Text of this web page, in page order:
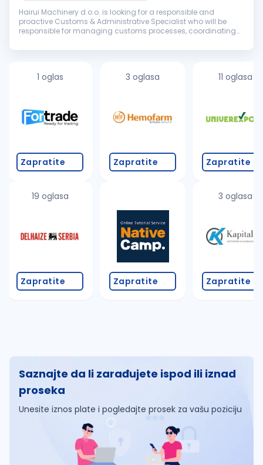
Hairui Machinery d.o.o. is looking for a responsible and
proactive Customs & Administrative Specialist who will be
responsible for managing customs processes, coordinating
and providing ad...
1 oglas
Zapratite
19 oglasa
Zapratite
3 oglasa
Zapratite
Zapratite
11 oglasa
Zapratite
3 oglasa
Zapratite
Saznajte da li zarađujete ispod ili iznad
proseka
Unesite iznos plate i pogledajte prosek za vašu poziciju